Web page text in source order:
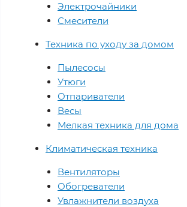
Электрочайники
Смесители
Техника по уходу за домом
Пылесосы
Утюги
Отпариватели
Весы
Мелкая техника для дома
Климатическая техника
Вентиляторы
Обогреватели
Увлажнители воздуха